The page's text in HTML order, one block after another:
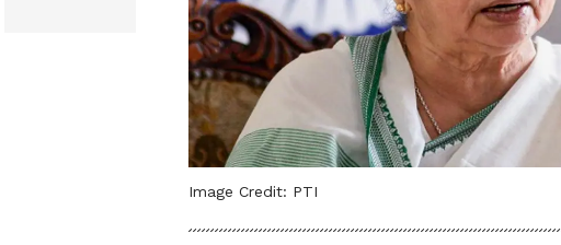
Image Credit: PTI